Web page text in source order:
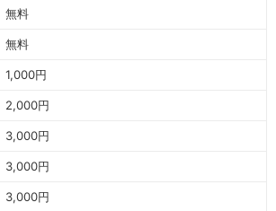
無料
無料
1,000円
2,000円
3,000円
3,000円
3,000円